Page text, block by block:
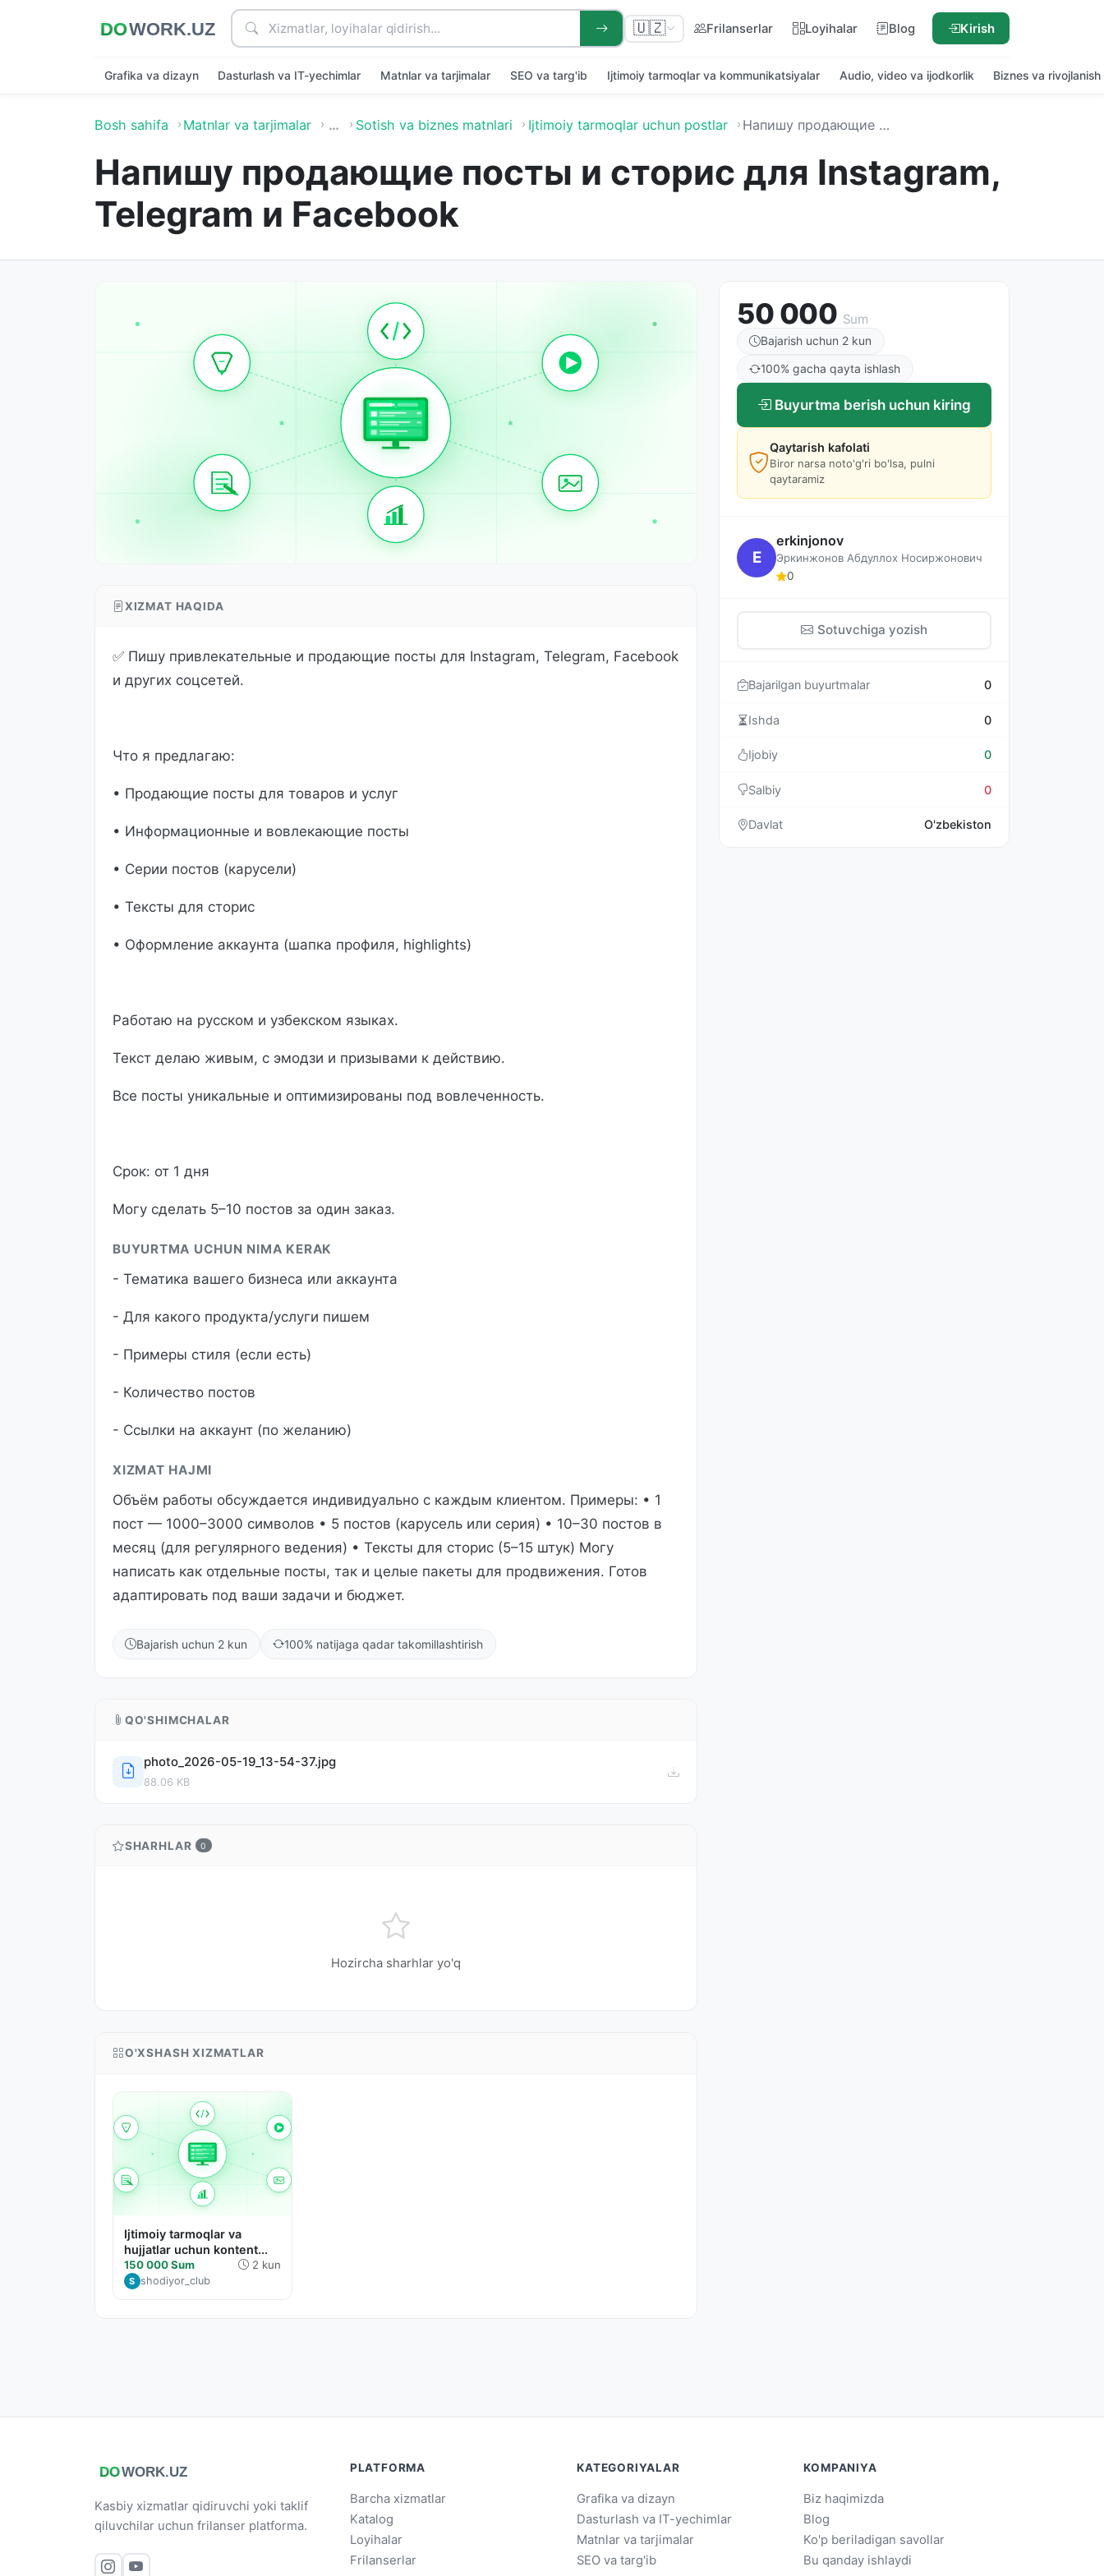
🇺🇿 Frilanserlar Loyihalar Blog Kirish
Grafika va dizayn Dasturlash va IT-yechimlar Matnlar va tarjimalar SEO va targ'ib Ijtimoiy tarmoqlar va kommunikatsiyalar Audio, video va ijodkorlik Biznes va rivojlanish
Bosh sahifa Matnlar va tarjimalar … Sotish va biznes matnlari Ijtimoiy tarmoqlar uchun postlar Напишу продающие посты и сторис для Instagram, Telegram и Facebook
Напишу продающие посты и сторис для Instagram,
Telegram и Facebook
XIZMAT HAQIDA
✅ Пишу привлекательные и продающие посты для Instagram, Telegram, Facebook
и других соцсетей.
Что я предлагаю:
• Продающие посты для товаров и услуг
• Информационные и вовлекающие посты
• Серии постов (карусели)
• Тексты для сторис
• Оформление аккаунта (шапка профиля, highlights)
Работаю на русском и узбекском языках.
Текст делаю живым, с эмодзи и призывами к действию.
Все посты уникальные и оптимизированы под вовлеченность.
Срок: от 1 дня
Могу сделать 5–10 постов за один заказ.
BUYURTMA UCHUN NIMA KERAK
- Тематика вашего бизнеса или аккаунта
- Для какого продукта/услуги пишем
- Примеры стиля (если есть)
- Количество постов
- Ссылки на аккаунт (по желанию)
XIZMAT HAJMI
Объём работы обсуждается индивидуально с каждым клиентом. Примеры: • 1
пост — 1000–3000 символов • 5 постов (карусель или серия) • 10–30 постов в
месяц (для регулярного ведения) • Тексты для сторис (5–15 штук) Могу
написать как отдельные посты, так и целые пакеты для продвижения. Готов
адаптировать под ваши задачи и бюджет.
Bajarish uchun 2 kun 100% natijaga qadar takomillashtirish
QO'SHIMCHALAR
photo_2026-05-19_13-54-37.jpg
88.06 KB
SHARHLAR 0
Hozircha sharhlar yo'q
O'XSHASH XIZMATLAR
Ijtimoiy tarmoqlar va
hujjatlar uchun kontent...
150 000 Sum 2 kun
S shodiyor_club
50 000 Sum
Bajarish uchun 2 kun
100% gacha qayta ishlash
Buyurtma berish uchun kiring
Qaytarish kafolati
Biror narsa noto'g'ri bo'lsa, pulni
qaytaramiz
E
erkinjonov
Эркинжонов Абдуллох Носиржонович
0
Sotuvchiga yozish
Bajarilgan buyurtmalar 0
Ishda 0
Ijobiy 0
Salbiy 0
Davlat O'zbekiston
Kasbiy xizmatlar qidiruvchi yoki taklif
qiluvchilar uchun frilanser platforma.
PLATFORMA
Barcha xizmatlar
Katalog
Loyihalar
Frilanserlar
KATEGORIYALAR
Grafika va dizayn
Dasturlash va IT-yechimlar
Matnlar va tarjimalar
SEO va targ'ib
KOMPANIYA
Biz haqimizda
Blog
Ko'p beriladigan savollar
Bu qanday ishlaydi